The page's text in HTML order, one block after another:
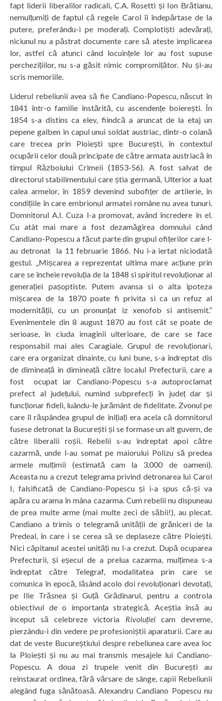
fapt liderii liberalilor radicali, C.A. Rosetti și Ion Brătianu,
nemulțumiți de faptul că regele Carol îi îndepărtase de la
putere, preferându-i pe moderați. Complotiști adevărați,
niciunul nu a păstrat documente care să ateste implicarea
lor, astfel că atunci când locuințele lor au fost supuse
perchezițiilor, nu s-a găsit nimic compromițător. Nu și-au
scris memoriile.
Liderul rebeliunii avea să fie Candiano-Popescu, născut în
1841 într-o familie înstărită, cu ascendențe boierești. În
1854 s-a distins ca elev, fiindcă a aruncat de la etaj un
pepene galben in capul unui soldat austriac, dintr-o colană
care trecea prin Ploiești spre București, în contextul
ocupării celor două principate de către armata austriacă în
timpul Războiului Crimeii (1853-56). A fost salvat de
directorul stabilimentului care știa germană. Ulterior a luat
calea armelor, în 1859 devenind subofițer de artilerie, în
condițiile în care embrionul armatei române nu avea tunuri.
Domnitorul A.I. Cuza l-a promovat, având încredere în el.
Cu atât mai mare a fost dezamăgirea domnului când
Candiano-Popescu a făcut parte din grupul ofițerilor care l-
au detronat la 11 februarie 1866. Nu i-a iertat niciodată
gestul. „Mișcarea a reprezentat ultima mare acțiune prin
care se încheie revoluția de la 1848 si spiritul revoluționar al
generației pașoptiste. Putem avansa si o alta ipoteza
mișcarea de la 1870 poate fi privita si ca un refuz al
modernității, cu un pronunțat iz xenofob si antisemit.”
Evenimentele din 8 august 1870 au fost cât se poate de
serioase, în ciuda imaginii ulterioare, de care se face
responsabil mai ales Caragiale. Grupul de revoluționari,
care era organizat dinainte, cu luni bune, s-a îndreptat dis
de dimineață in dimineață către localul Prefecturii, care a
fost ocupat iar Candiano-Popescu s-a autoproclamat
prefect al județului, numind subprefecți în județ dar și
funcționar fideli, luându-le jurământ de fidelitate. Zvonul pe
care îl răspândea grupul de inițiați era acela că domnitorul
fusese detronat la București și se formase un alt guvern, de
către liberalii roșii. Rebelii s-au îndreptat apoi către
cazarmă, unde l-au somat pe maiorului Polizu să predea
armele mulțimii (estimată cam la 3.000 de oameni).
Aceasta nu a crezut telegrama privind detronarea lui Carol
I, falsificată de Candiano-Popescu și i-a spus că-și va
apăra cu arama în mâna cazarma. Cum rebelii nu dispuneau
de prea multe arme (mai multe zeci de săbii!), au plecat.
Candiano a trimis o telegramă unității de grăniceri de la
Predeal, în care i se cerea să se deplaseze către Ploiești.
Nici căpitanul acestei unități nu l-a crezut. După ocuparea
Prefecturii, și eșecul de a prelua cazarma, mulțimea s-a
îndreptat către Telegraf, modalitatea prin care se
comunica în epocă, lăsând acolo doi revoluționari devotați,
pe Ilie Trăsnea și Guță Grădinarul, pentru a controla
obiectivul de o importanța strategică. Aceștia însă au
început să celebreze victoria Rivoluțieicam devreme,
pierzându-i din vedere pe profesioniștii aparaturii. Care au
dat de veste Bucureștiului despre rebeliunea care avea loc
la Ploiești și nu au mai transmis mesajele lui Candiano-
Popescu. A doua zi trupele venit din București au
reinstaurat ordinea, fără vărsare de sânge, capii Rebeliunii
alegând fuga sănătoasă. Alexandru Candiano Popescu nu